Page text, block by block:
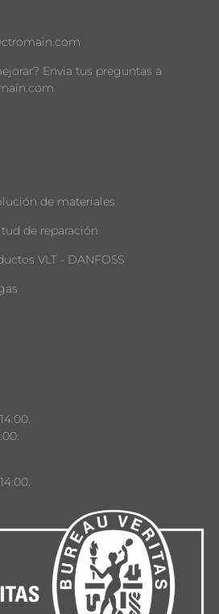
Envia tus preguntas a
de materiales
de reparación
VLT - DANFOSS